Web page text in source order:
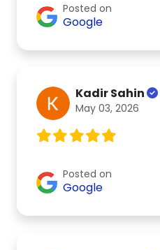
Posted on
Google
Kadir Sahin
May 03, 2026
Posted on
Google